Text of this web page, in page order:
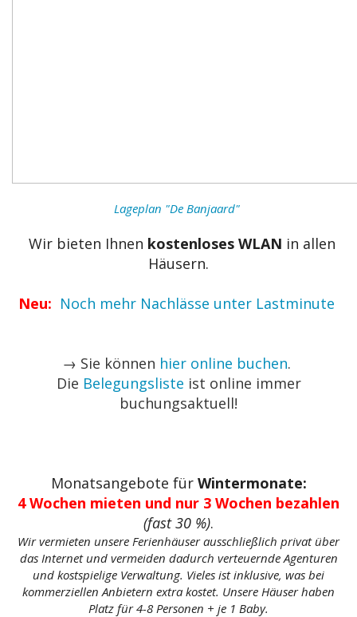
Lageplan "De Banjaard"
Wir bieten Ihnen kostenloses WLAN in allen
Häusern.
Neu: Noch mehr Nachlässe unter Lastminute
→ Sie können hier online buchen.
Die Belegungsliste ist online immer
buchungsaktuell!
Monatsangebote fürWintermonate:
4 Wochen mieten und nur 3 Wochen bezahlen
(fast 30 %).
Wir vermieten unsere Ferienhäuser ausschließlich privat über
das Internet und vermeiden dadurch verteuernde Agenturen
und kostspielige Verwaltung. Vieles ist inklusive, was bei
kommerziellen Anbietern extra kostet. Unsere Häuser haben
Platz für 4-8 Personen + je 1 Baby.